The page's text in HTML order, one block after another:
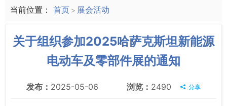
当前位置： 首页 > 展会活动
关于组织参加2025哈萨克斯坦新能源
电动车及零部件展的通知
发布： 2025-05-06 浏览： 2490 分享